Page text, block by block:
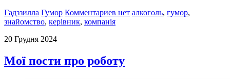
Гадззилла Гумор Комментариев нет алкоголь, гумор,
знайомство, керівник, компанія
20 Грудня 2024
Мої пости про роботу